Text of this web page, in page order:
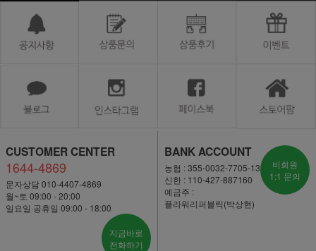
CUSTOMER CENTER
1644-4869
문자상담 010-4407-4869
월~토 09:00 - 20:00
일요일·공휴일 09:00 - 18:00
지금바로
전화하기
BANK ACCOUNT
농협 : 355-0032-7705-13
신한 : 110-427-887160
예금주 :
플라워리퍼블릭(박상현)
비회원
1:1 문의